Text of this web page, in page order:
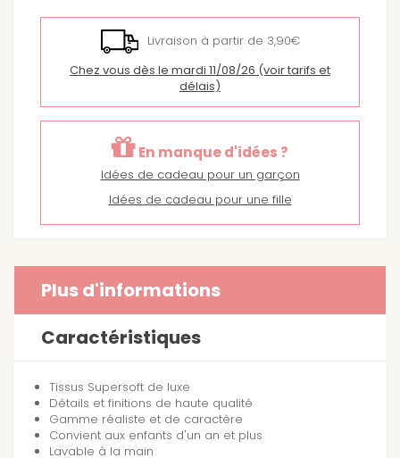
Livraison à partir de 3,90€
Chez vous dès le mardi 11/08/26 (voir tarifs et
délais)
En manque d'idées ?
Idées de cadeau pour un garçon
Idées de cadeau pour une fille
Plus d'informations
Caractéristiques
Tissus Supersoft de luxe
Détails et finitions de haute qualité
Gamme réaliste et de caractère
Convient aux enfants d'un an et plus
Lavable à la main